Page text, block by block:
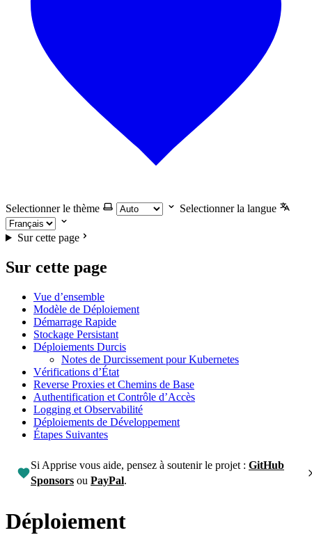
Selectionner le thème Selectionner la langue
Sur cette page
Sur cette page
Vue d’ensemble
Modèle de Déploiement
Démarrage Rapide
Stockage Persistant
Déploiements Durcis
Notes de Durcissement pour Kubernetes
Vérifications d’État
Reverse Proxies et Chemins de Base
Authentification et Contrôle d’Accès
Logging et Observabilité
Déploiements de Développement
Étapes Suivantes
Si Apprise vous aide, pensez à soutenir le projet : GitHub
Sponsors ou PayPal.
Déploiement